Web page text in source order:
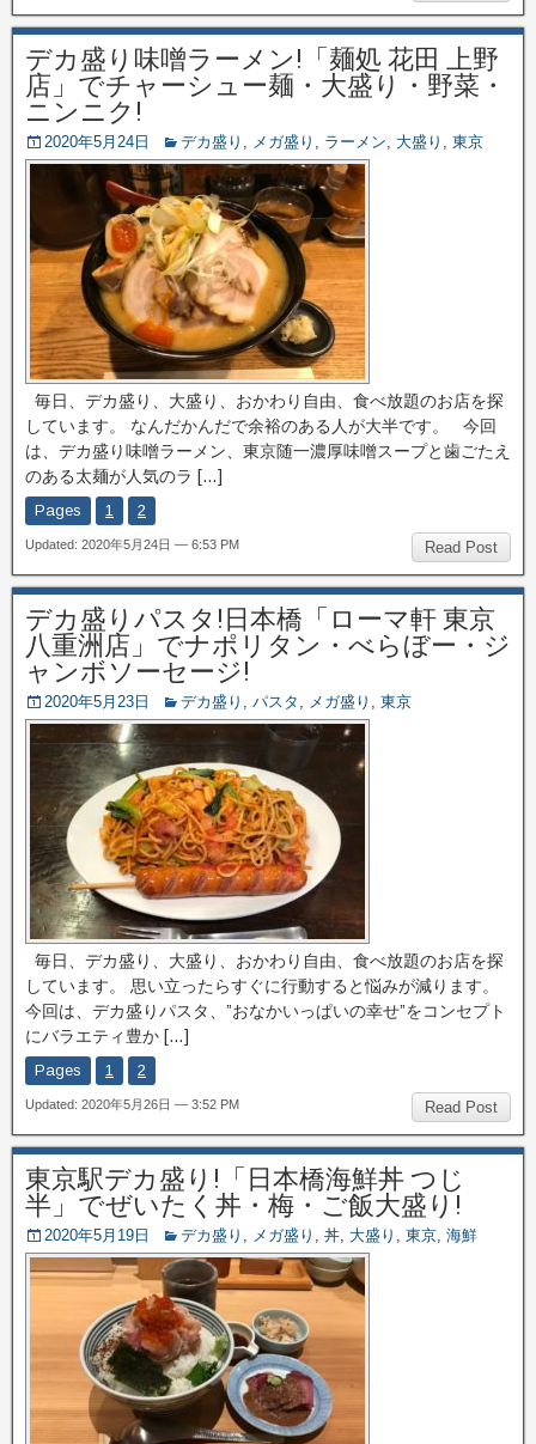
デカ盛り味噌ラーメン!「麺処 花田 上野
店」でチャーシュー麺・大盛り・野菜・
ニンニク!
2020年5月24日 デカ盛り , メガ盛り , ラーメン, 大盛り , 東京
毎日、デカ盛り、大盛り、おかわり自由、食べ放題のお店を探
しています。 なんだかんだで余裕のある人が大半です。 今回
は、デカ盛り味噌ラーメン、東京随一濃厚味噌スープと歯ごたえ
のある太麺が人気のラ […]
Pages 1 2
Read Post
Updated: 2020年5月24日 — 6:53 PM
デカ盛りパスタ!日本橋「ローマ軒 東京
八重洲店」でナポリタン・べらぼー・ジ
ャンボソーセージ!
2020年5月23日 デカ盛り , パスタ , メガ盛り , 東京
毎日、デカ盛り、大盛り、おかわり自由、食べ放題のお店を探
しています。 思い立ったらすぐに行動すると悩みが減ります。
今回は、デカ盛りパスタ、”おなかいっぱいの幸せ”をコンセプト
にバラエティ豊か […]
Pages 1 2
Read Post
Updated: 2020年5月26日 — 3:52 PM
東京駅デカ盛り!「日本橋海鮮丼 つじ
半」でぜいたく丼・梅・ご飯大盛り!
2020年5月19日 デカ盛り , メガ盛り , 丼, 大盛り , 東京, 海鮮